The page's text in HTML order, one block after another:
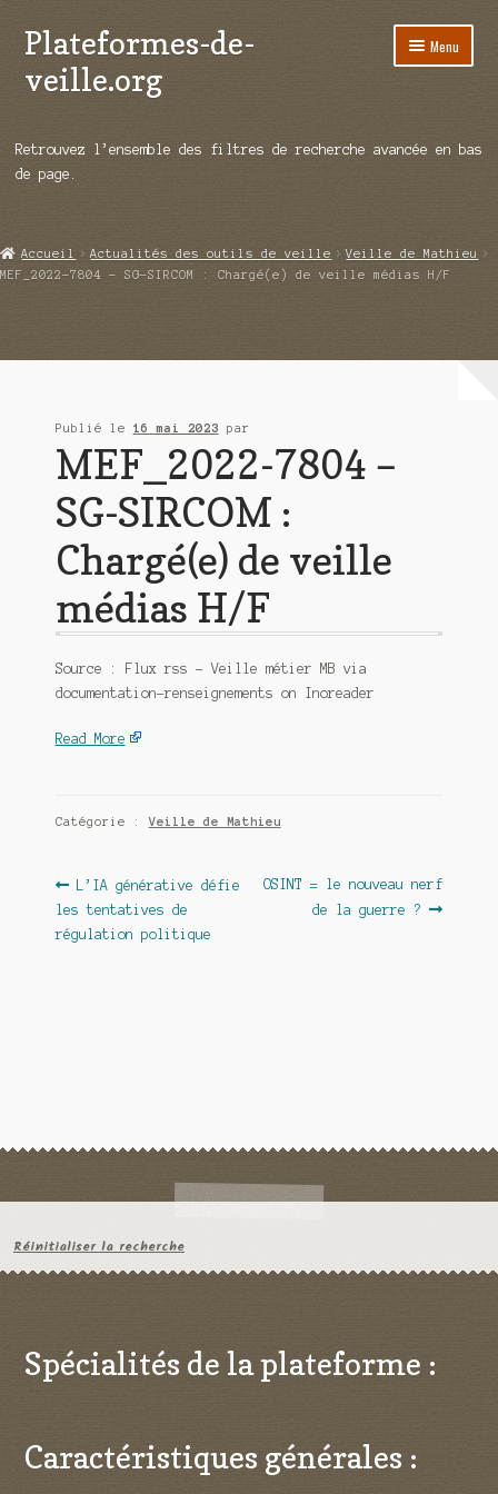
Aller
à
la
Aller
au
contenu
Plateformes-de-
veille.org
Menu
Répertoire d’ouitils
Démos vidéos
Ouvrir
Retrouvez l’ensemble des filtres de recherche avancée en bas
de page.
Accueil Actualités des outils de veille
Veille de Mathieu
MEF_2022-7804 – SG-SIRCOM : Chargé(e) de veille médias H/F
Publié le 16 mai 2023 par
MEF_2022-7804 –
SG-SIRCOM :
Chargé(e) de veille
médias H/F
Source : Flux rss – Veille métier MB via
documentation-renseignements on Inoreader
Read More
Catégorie :Veille de Mathieu
Navigation
de
Article
précédent :
L’IA générative défie
les tentatives de
régulation politique
Article
suivant :
OSINT = le nouveau nerf
de la guerre ?
Réinitialiser la recherche
Spécialités de la plateforme :
Caractéristiques générales :